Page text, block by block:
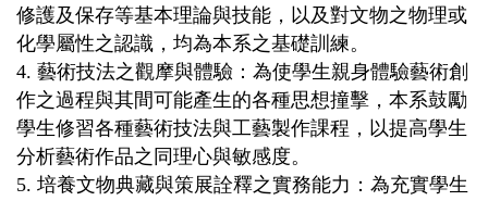
修護及保存等基本理論與技能，以及對文物之物理或
化學屬性之認識，均為本系之基礎訓練。
4. 藝術技法之觀摩與體驗：為使學生親身體驗藝術創
作之過程與其間可能產生的各種思想撞擊，本系鼓勵
學生修習各種藝術技法與工藝製作課程，以提高學生
分析藝術作品之同理心與敏感度。
5. 培養文物典藏與策展詮釋之實務能力：為充實學生